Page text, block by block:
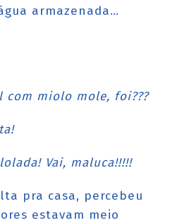
armazenada…
com miolo mole, foi???
Vai, maluca!!!!!
pra casa, percebeu
estavam meio